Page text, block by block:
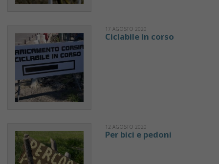
17 AGOSTO 2020
Ciclabile in corso
12 AGOSTO 2020
Per bici e pedoni